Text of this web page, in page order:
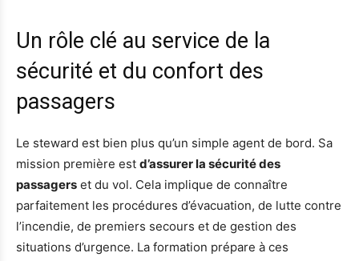
Un rôle clé au service de la
sécurité et du confort des
passagers
Le steward est bien plus qu’un simple agent de bord. Sa
mission première est d’assurer la sécurité des
passagers et du vol. Cela implique de connaître
parfaitement les procédures d’évacuation, de lutte contre
l’incendie, de premiers secours et de gestion des
situations d’urgence. La formation prépare à ces